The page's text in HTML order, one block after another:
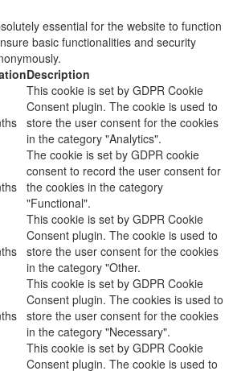
essential for the website to function
basic functionalities and security
Description
This cookie is set by GDPR Cookie
Consent plugin. The cookie is used to
store the user consent for the cookies
in the category "Analytics".
The cookie is set by GDPR cookie
consent to record the user consent for
the cookies in the category
"Functional".
This cookie is set by GDPR Cookie
Consent plugin. The cookie is used to
store the user consent for the cookies
in the category "Other.
This cookie is set by GDPR Cookie
Consent plugin. The cookies is used to
store the user consent for the cookies
in the category "Necessary".
This cookie is set by GDPR Cookie
Consent plugin. The cookie is used to